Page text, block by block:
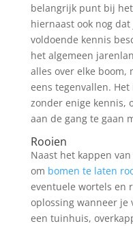
belangrijk punt bij
hiernaast ook nog
voldoende kennis
het algemeen
alles over elke boom,
eens tegenvallen.
zonder enige kennis,
aan de gang te gaan
Rooien
Naast het kappen
om bomen te laten
eventuele wortels en
oplossing wanneer
een tuinhuis,